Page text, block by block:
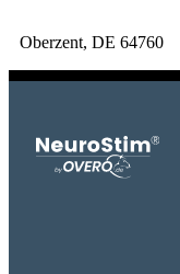
Oberzent, DE 64760